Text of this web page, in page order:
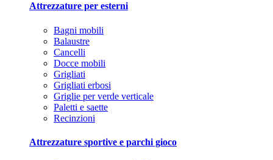
Attrezzature per esterni
Bagni mobili
Balaustre
Cancelli
Docce mobili
Grigliati
Grigliati erbosi
Griglie per verde verticale
Paletti e saette
Recinzioni
Attrezzature sportive e parchi gioco